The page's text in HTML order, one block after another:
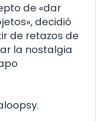
de «dar
decidió
de retazos de
la nostalgia